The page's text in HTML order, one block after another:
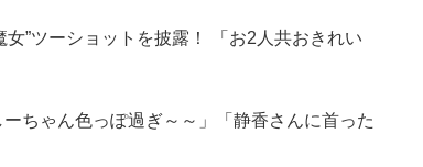
”ツーショットを披露！ 「お2人共おきれい
ちゃん色っぽ過ぎ～～」「静香さんに首った